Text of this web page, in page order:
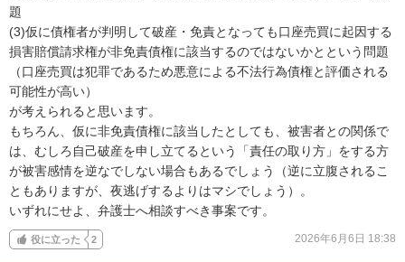
題
(3)仮に債権者が判明して破産・免責となっても口座売買に起因する
損害賠償請求権が非免責債権に該当するのではないかとという問題
（口座売買は犯罪であるため悪意による不法行為債権と評価される
可能性が高い）
が考えられると思います。
もちろん、仮に非免責債権に該当したとしても、被害者との関係で
は、むしろ自己破産を申し立てるという「責任の取り方」をする方
が被害感情を逆なでしない場合もあるでしょう（逆に立腹されるこ
ともありますが、夜逃げするよりはマシでしょう）。
いずれにせよ、弁護士へ相談すべき事案です。
役に立った 2 2026年6月6日 18:38